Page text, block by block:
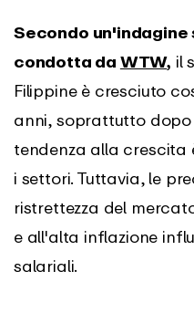
Secondo
condotta da WTW, il
Filippine è cresciuto
anni, soprattutto dopo
tendenza alla
i settori. Tuttavia, le
ristrettezza del
e all'alta inflazione
salariali.